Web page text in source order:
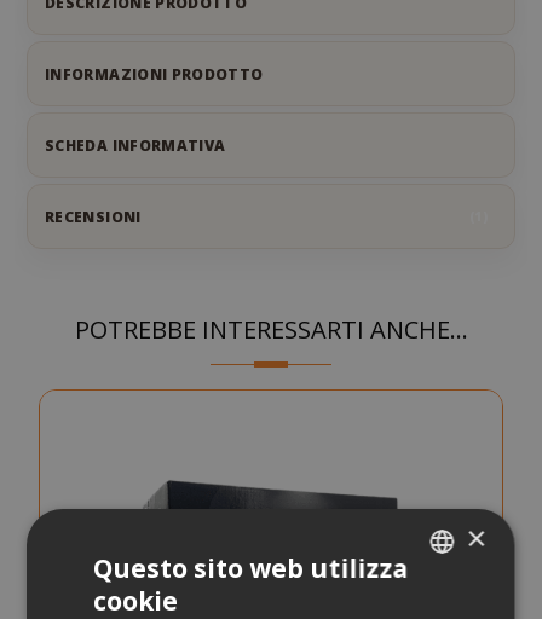
INFORMAZIONI PRODOTTO
SCHEDA INFORMATIVA
RECENSIONI
POTREBBE INTERESSARTI ANCHE...
×
Questo sito web utilizza
cookie